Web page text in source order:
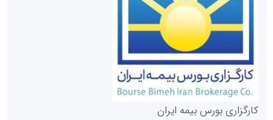
روابط عمومی خبرگزاری گزارش خبر
کارگزاری بورس بیمه ایران